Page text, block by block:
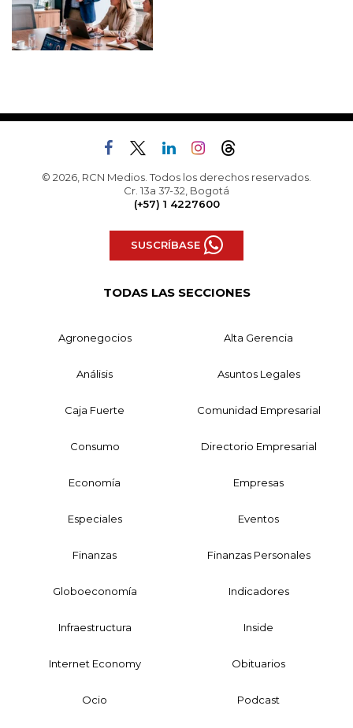
© 2026, RCN Medios. Todos los derechos reservados.
Cr. 13a 37-32, Bogotá
(+57) 1 4227600
SUSCRÍBASE
TODAS LAS SECCIONES
Agronegocios Alta Gerencia
Análisis Asuntos Legales
Caja Fuerte Comunidad Empresarial
Consumo Directorio Empresarial
Economía Empresas
Especiales Eventos
Finanzas Finanzas Personales
Globoeconomía Indicadores
Infraestructura Inside
Internet Economy Obituarios
Ocio Podcast